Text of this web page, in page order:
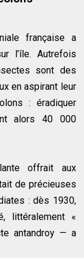
française a
l’île. Autrefois
sont des
en aspirant leur
: éradiquer
alors 40 000
offrait aux
de précieuses
: dès 1930,
littéralement «
antandroy — a